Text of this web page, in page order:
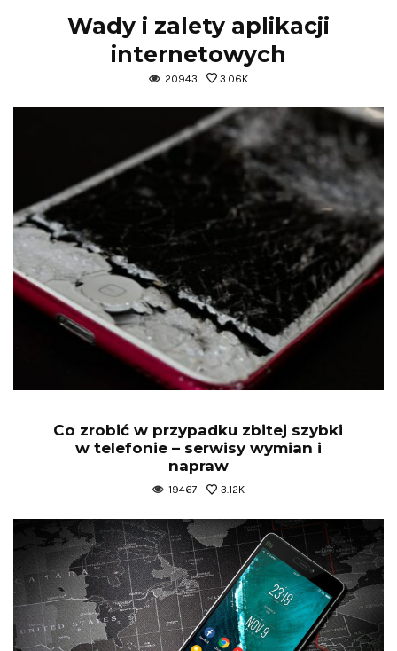
Wady i zalety aplikacji
internetowych
20943 3.06K
Co zrobić w przypadku zbitej szybki
w telefonie – serwisy wymian i
napraw
19467 3.12K